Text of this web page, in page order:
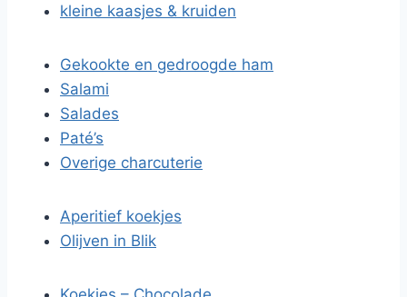
kleine kaasjes & kruiden
Gekookte en gedroogde ham
Salami
Salades
Paté’s
Overige charcuterie
Aperitief koekjes
Olijven in Blik